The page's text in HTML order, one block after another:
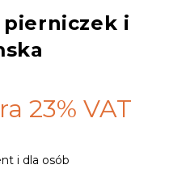
i
23% VAT
i dla osób